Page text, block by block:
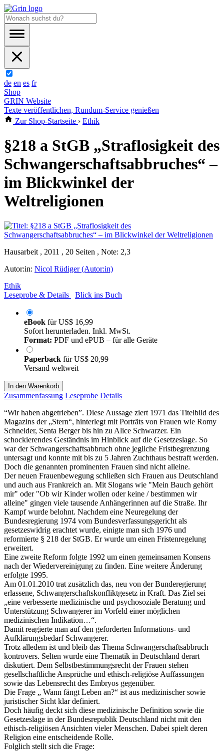
de en es fr
Shop
GRIN Website
Texte veröffentlichen, Rundum-Service genießen
Zur Shop-Startseite › Ethik
§218 a StGB „Straflosigkeit des
Schwangerschaftsabbruches“ –
im Blickwinkel der
Weltreligionen
Hausarbeit , 2011 , 20 Seiten , Note: 2,3
Autor:in: Nicol Rüdiger (Autor:in)
Ethik
Leseprobe & Details
Blick ins Buch
eBook fürUS$ 16,99
Sofort herunterladen. Inkl. MwSt.
Format: PDF und ePUB – für alle Geräte
Paperback fürUS$ 20,99
Versand weltweit
In den Warenkorb
Zusammenfassung Leseprobe Details
“Wir haben abgetrieben”. Diese Aussage ziert 1971 das Titelbild des
Magazins der „Stern“, hinterlegt mit Porträts von Frauen wie Romy
Schneider, Senta Berger bis hin zu Alice Schwarzer. Ein
schockierendes Geständnis im Hinblick auf die Gesetzeslage. So
war der Schwangerschaftsabbruch ohne jegliche Fristbegrenzung
untersagt und konnte mit bis zu 5 Jahren Zuchthaus bestraft werden.
Doch die genannten prominenten Frauen sind nicht alleine.
Der neuen Frauenbewegung schließen sich Frauen aus Deutschland
und auch aus Frankreich an. Mit Slogans wie "Mein Bauch gehört
mir" oder "Ob wir Kinder wollen oder keine / bestimmen wir
alleine" gingen viele tausende Anhängerinnen auf die Straße. Ihr
Kampf wurde belohnt. Nachdem eine Neuregelung der
Bundesregierung 1974 vom Bundesverfassungsgericht als
gesetzeswidrig erachtet wurde, einigte man sich 1976 und
reformierte § 218 der StGB. Er wurde um einen Fristenregelung
erweitert.
Eine zweite Reform folgte 1992 um einen gemeinsamen Konsens
nach der Wiedervereinigung zu finden. Eine weitere Änderung
erfolgte 1995.
Am 01.01.2010 trat zusätzlich das, neu von der Bunderegierung
erlassene, Schwangerschaftskonfliktgesetz in Kraft. Das Ziel sei
„eine verbesserte medizinische und psychosoziale Beratung und
Unterstützung Schwangerer im Vorfeld einer möglichen
medizinischen Indikation…“.
Damit reagierte man auf den geforderten Informations- und
Aufklärungsbedarf Schwangerer.
Trotz alledem ist und bleib das Thema Schwangerschaftsabbruch
kontrovers. Selten wurde eine Thematik in Deutschland derart
diskutiert. Dem Selbstbestimmungsrecht der Frauen stehen
gesellschaftliche Ansprüche und ethisch-religiöse Auffassungen
sowie das Lebensrecht des Embryos gegenüber.
Die Frage „ Wann fängt Leben an?“ ist aus medizinischer sowie
juristischer Sicht klar definiert.
Doch häufig deckt sich diese medizinische Definition sowie die
Gesetzeslage in der Bundesrepublik Deutschland nicht mit den
ethisch-religiösen Ansichten vieler Menschen. Dabei spielt deren
Religion eine entscheidende Rolle.
Folglich stellt sich die Frage: